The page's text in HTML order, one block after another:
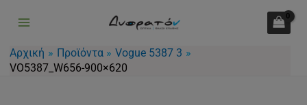
περιεχόμενο
Αρχική Προϊόντα
Vogue 5387 3
VO5387_W656-900×620